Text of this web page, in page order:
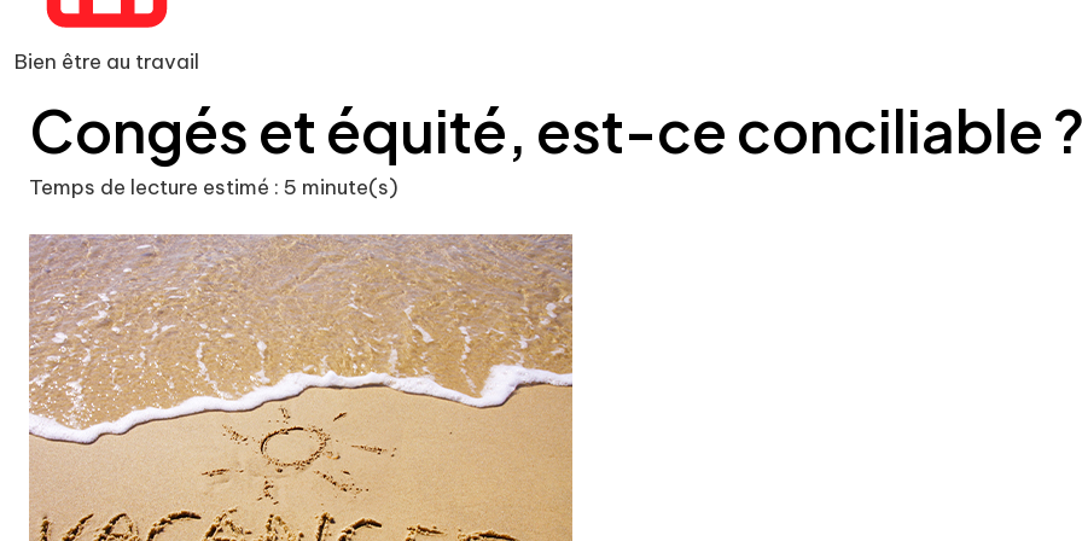
Bien être au travail
Congés et équité, est-ce conciliable
Temps de lecture estimé : 5 minute(s)